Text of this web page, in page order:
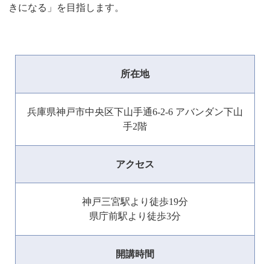
きになる」を目指します。
所在地
兵庫県神戸市中央区下山手通6-2-6 アバンダン下山
手2階
アクセス
神戸三宮駅より徒歩19分
県庁前駅より徒歩3分
開講時間